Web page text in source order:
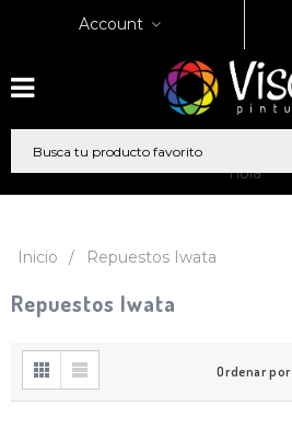
Account
hola
Inicio / Repuestos Iwata
Repuestos Iwata
Ordenar por